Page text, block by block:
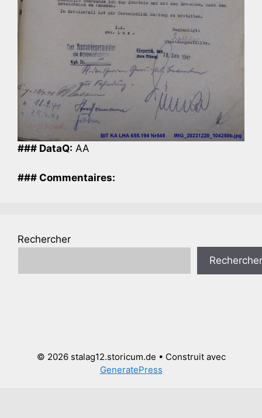
### DataQ: AA
### Commentaires:
Rechercher
Rechercher
© 2026 stalag12.storicum.de • Construit avec
GeneratePress